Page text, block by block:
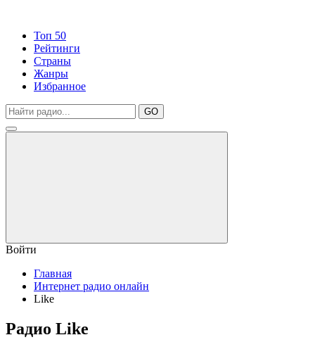
Топ 50
Рейтинги
Страны
Жанры
Избранное
GO
Войти
Главная
Интернет радио онлайн
Like
Радио Like